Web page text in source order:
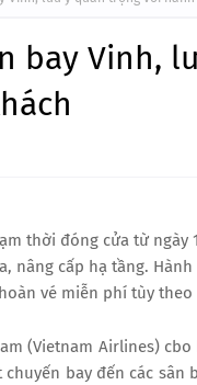
bay Vinh,
thời đóng cửa từ ngày
nâng cấp hạ tầng.
vé miễn phí tùy theo
(Vietnam Airlines)
bay đến các sân